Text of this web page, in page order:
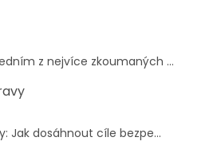
z nejvíce zkoumaných ...
Jak dosáhnout cíle bezpe...